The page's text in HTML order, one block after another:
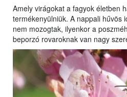
Amely virágokat a fagyok életben
termékenyülniük. A nappali hűvös
nem mozogtak, ilyenkor a
beporzó rovaroknak van nagy